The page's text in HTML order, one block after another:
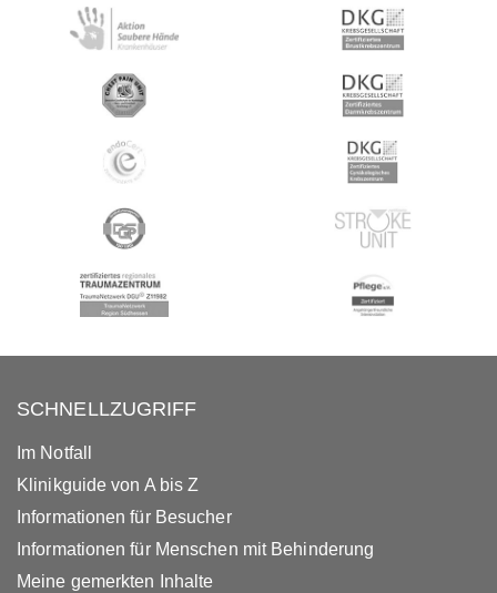
SCHNELLZUGRIFF
Im Notfall
Klinikguide von A bis Z
Informationen für Besucher
Informationen für Menschen mit Behinderung
Meine gemerkten Inhalte